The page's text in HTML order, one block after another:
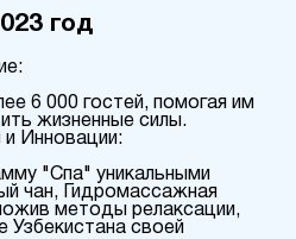
год
6 000 гостей, помогая им
жизненные силы.
Инновации:
"Спа" уникальными
чан, Гидромассажная
методы релаксации,
Узбекистана своей